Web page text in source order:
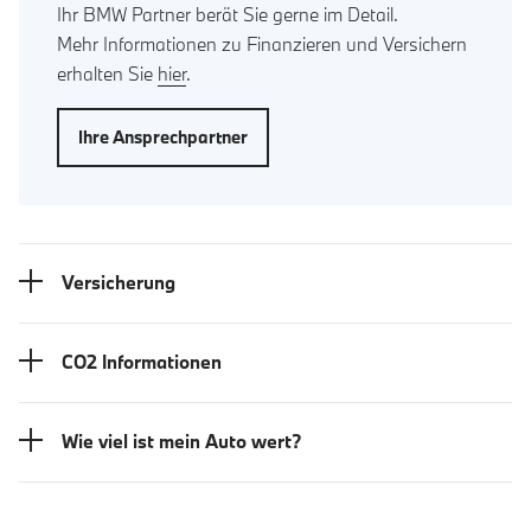
Ihr BMW Partner berät Sie gerne im Detail.
Mehr Informationen zu Finanzieren und Versichern
erhalten Sie hier.
Ihre Ansprechpartner
Versicherung
CO2 Informationen
Wie viel ist mein Auto wert?